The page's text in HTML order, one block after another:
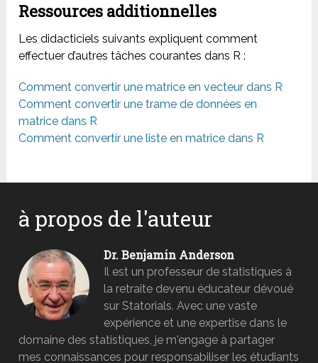
Ressources additionnelles
Les didacticiels suivants expliquent comment
effectuer d’autres tâches courantes dans R :
Comment convertir une matrice en vecteur dans R
Comment convertir une trame de données en
matrice dans R
Comment convertir une liste en matrice dans R
à propos de l'auteur
Dr. Benjamin Anderson
Il est un professeur de statistiques à
la retraite devenu éducateur dévoué
sur Statorials. Avec une vaste
expérience et une expertise dans le
domaine des statistiques, je m'engage à partager
mes connaissances pour responsabiliser les étudiants